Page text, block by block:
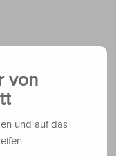
von
und auf das